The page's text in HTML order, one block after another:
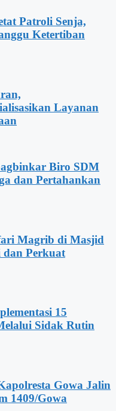
Patroli Senja,
Ketertiban
Layanan
Biro SDM
dan Pertahankan
Magrib di Masjid
dan Perkuat
15
Sidak Rutin
Gowa Jalin
1409/Gowa